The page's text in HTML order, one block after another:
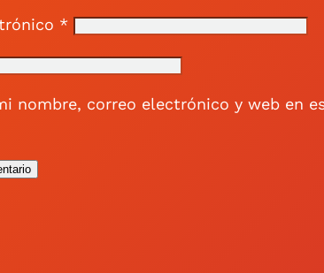
*
nombre, correo electrónico y web en